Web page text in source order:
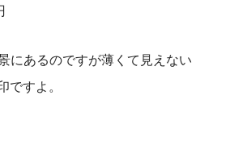
にあるのですが薄くて見えない
ですよ。